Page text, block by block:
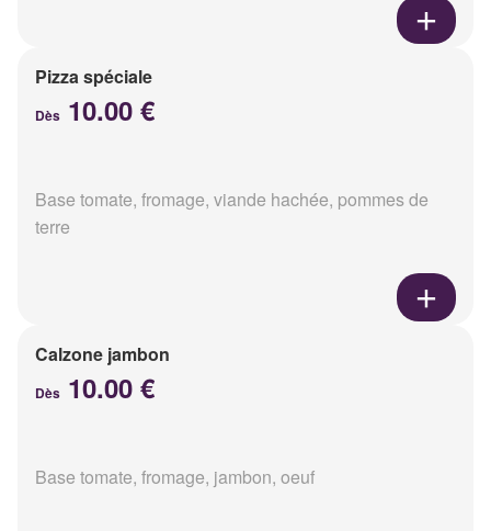
Pizza spéciale
Dès 10.00 €
Base tomate, fromage, viande hachée, pommes de
terre
Calzone jambon
Dès 10.00 €
Base tomate, fromage, jambon, oeuf